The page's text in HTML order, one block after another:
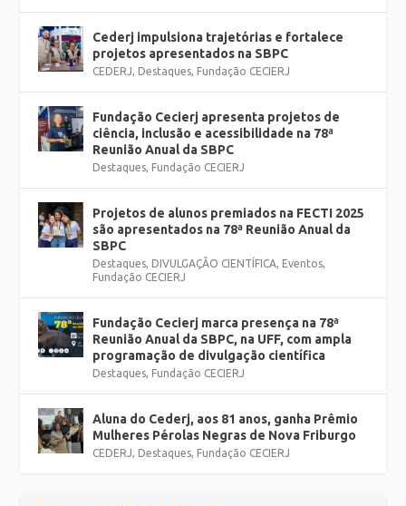
Cederj impulsiona trajetórias e fortalece
projetos apresentados na SBPC
CEDERJ Destaques Fundação CECIERJ
Fundação Cecierj apresenta projetos de
ciência, inclusão e acessibilidade na 78ª
Reunião Anual da SBPC
Destaques Fundação CECIERJ
Projetos de alunos premiados na FECTI 2025
são apresentados na 78ª Reunião Anual da
SBPC
Destaques DIVULGAÇÃO CIENTÍFICA Eventos
Fundação CECIERJ
Fundação Cecierj marca presença na 78ª
Reunião Anual da SBPC, na UFF, com ampla
programação de divulgação científica
Destaques Fundação CECIERJ
Aluna do Cederj, aos 81 anos, ganha Prêmio
Mulheres Pérolas Negras de Nova Friburgo
CEDERJ Destaques Fundação CECIERJ